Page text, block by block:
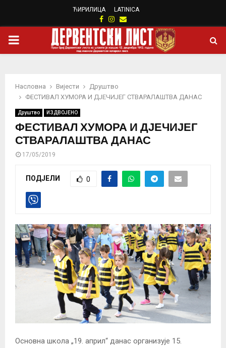
ЋИРИЛИЦА LATINICA
Facebook
Instagram
Email
PRIMARY
Насловна Вијести
Друштво
ФЕСТИВАЛ ХУМОРА И ДЈЕЧИЈЕГ СТВАРАЛАШТВА ДАНАС
Друштво ИЗДВОЈЕНО
ФЕСТИВАЛ ХУМОРА И ДЈЕЧИЈЕГ
СТВАРАЛАШТВА ДАНАС
17/05/2019
ПОДЈЕЛИ 0
Основна школа „19. април“ данас организује 15.